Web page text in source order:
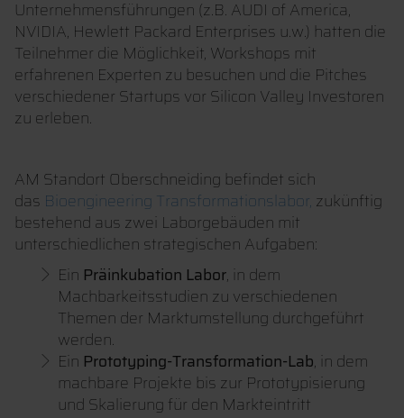
Unternehmensführungen (z.B. AUDI of America,
NVIDIA, Hewlett Packard Enterprises u.w.) hatten die
Teilnehmer die Möglichkeit, Workshops mit
erfahrenen Experten zu besuchen und die Pitches
verschiedener Startups vor Silicon Valley Investoren
zu erleben.
AM Standort Oberschneiding befindet sich
das Bioengineering Transformationslabor, zukünftig
bestehend aus zwei Laborgebäuden mit
unterschiedlichen strategischen Aufgaben:
Ein Präinkubation Labor, in dem
Machbarkeitsstudien zu verschiedenen
Themen der Marktumstellung durchgeführt
werden.
Ein Prototyping-Transformation-Lab, in dem
machbare Projekte bis zur Prototypisierung
und Skalierung für den Markteintritt